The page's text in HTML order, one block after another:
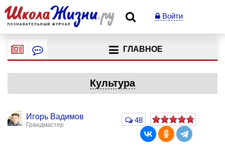
Войти
ГЛАВНОЕ
Культура
Игорь Вадимов
Грандмастер
48